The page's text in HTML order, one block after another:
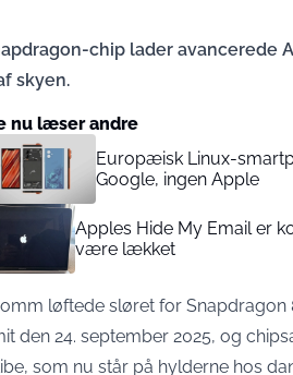
chip lader
skyen.
nu læser andre
Europæisk Linux-
Google, ingen Apple
Apples Hide My Email er
være lækket
løftede sløret for Snapdragon
den 24. september 2025, og
som nu står på hylderne hos